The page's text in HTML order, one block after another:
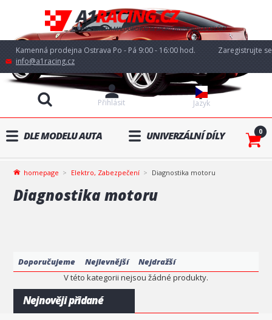
Kamenná prodejna Ostrava Po - Pá 9:00 - 16:00 hod.
info@a1racing.cz
Jazyk
Přihlásit
Zaregistrujte se
DLE MODELU AUTA UNIVERZÁLNÍ DÍLY 0
homepage Elektro, Zabezpečení Diagnostika motoru
Diagnostika motoru
Doporučujeme Nejlevnější
Nejdražší
V této kategorii nejsou žádné produkty.
Nejnověji přidané